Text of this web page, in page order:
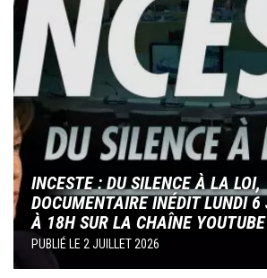
INCESTE : DU SILENCE À LA LOI,
DOCUMENTAIRE INÉDIT LUNDI 6
À 18H SUR LA CHAÎNE
PUBLIÉ LE2 JUILLET 2026